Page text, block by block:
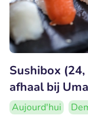
Sushibox
afhaal bij
Aujourd'hui